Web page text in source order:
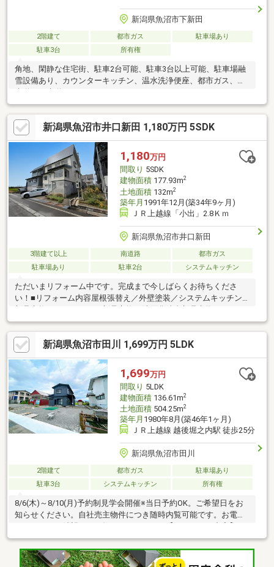
新潟県魚沼市下新田
2階建て 都市ガス
駐車場あり
駐車3台
所有権
角地、閑静な住宅街、駐車2台可能、駐車3台以上可能、駐車場融
雪設備あり、カウンターキッチン、温水洗浄便座、都市ガス、上
新潟県魚沼市井口新田 1,180万円 5SDK
1,180万円
間取り 5SDK
建物面積177.93m2
土地面積132m2
築年月 1991年12月(築34年9ヶ月)
ＪＲ上越線「小出」2.8Ｋｍ
新潟県魚沼市井口新田
3階建て以上 南道路
都市ガス
駐車場あり
駐車2台 システムキッチン
ただいまリフォーム中です。完成まで今しばらくお待ちくださ
い！■リフォーム内容屋根張替え／外壁塗装／システムキッチン
２ヶ所新品交換／フローリング一部重ね張り／クロス張替え／畳
表替え／モニターホン新品設置／シャッター新品交換／設備工事
／電気工事／ハウスクリーニング
新潟県魚沼市田川 1,699万円 5LDK
1,699万円
間取り 5LDK
建物面積136.61m2
土地面積504.25m2
築年月 1980年8月(築46年1ヶ月)
ＪＲ上越線 越後堀之内駅 徒歩25分
新潟県魚沼市田川
2階建て 都市ガス
駐車場あり
駐車3台
システムキッチン 所有権
8/6(木)～8/10(月)予約制見学会開催※当日予約OK。ご希望日をお
知らせください。自社売主物件につき随時内覧可能です。お電話
外構工事屋根・外壁塗装●内装工事システムキッチン交換、ユニ
ットバス交換、温水洗浄便座トイレ交換、洗面化粧台交換、玄関
扉交換、フローリング上張り、クロス張替え、畳表替え、クッシ